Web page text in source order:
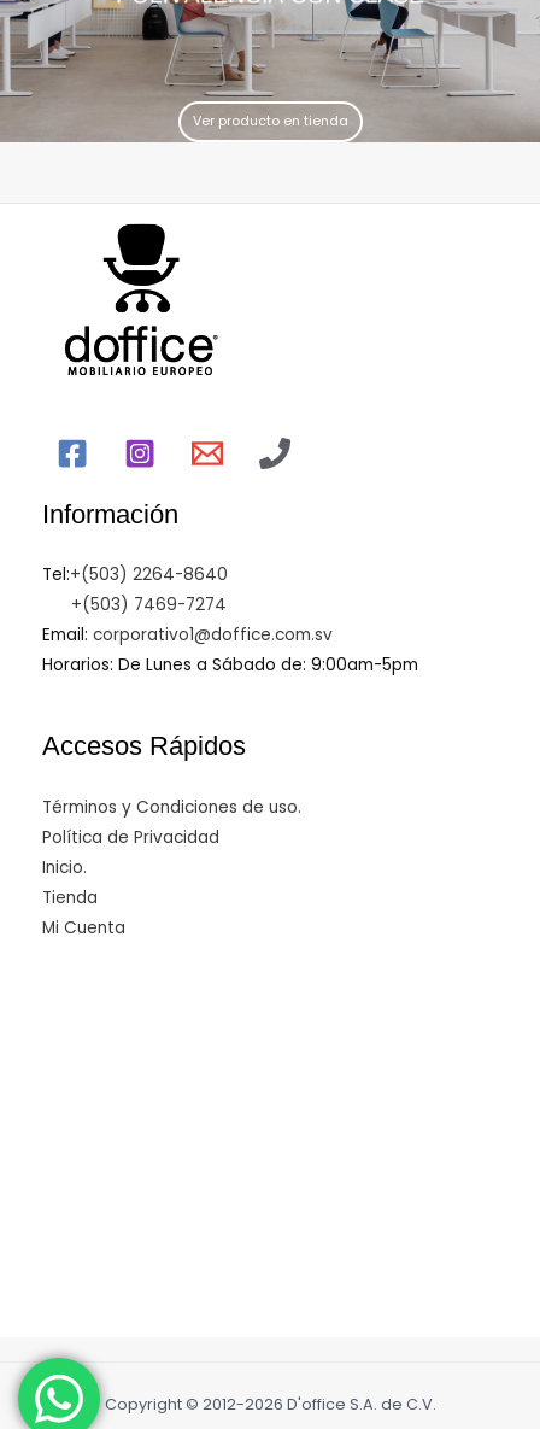
Ver producto en tienda
Información
Tel:+(503) 2264-8640
+(503) 7469-7274
Email: corporativo1@doffice.com.sv
Horarios: De Lunes a Sábado de: 9:00am-5pm
Accesos Rápidos
Términos y Condiciones de uso.
Política de Privacidad
Inicio.
Tienda
Mi Cuenta
Copyright © 2012-2026 D'office S.A. de C.V.